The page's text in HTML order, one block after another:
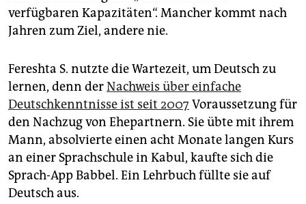
verfügbaren Kapazitäten“. Mancher kommt nach
Jahren zum Ziel, andere nie.
Fereshta S. nutzte die Wartezeit, um Deutsch zu
lernen, denn derNachweis über einfache
Deutschkenntnisse ist seit 2007 Voraussetzung für
den Nachzug von Ehepartnern. Sie übte mit ihrem
Mann, absolvierte einen acht Monate langen Kurs
an einer Sprachschule in Kabul, kaufte sich die
Sprach-App Babbel. Ein Lehrbuch füllte sie auf
Deutsch aus.